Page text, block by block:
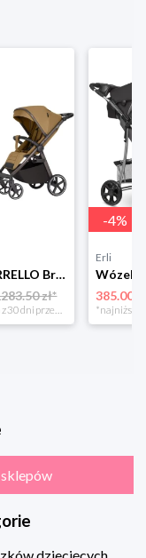
Wózek CARRELLO Bravo SL Deluxe Copper Beige 2026
zł*
*najniższa cena z 30 dni przed obniżką
-4%
Erli
385.00 zł